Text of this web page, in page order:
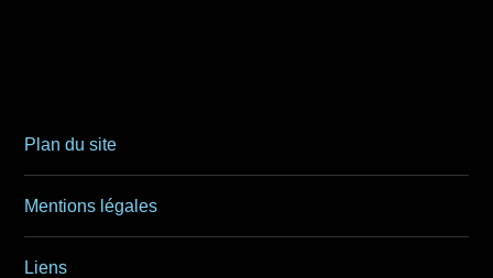
Plan du site
Mentions légales
Liens